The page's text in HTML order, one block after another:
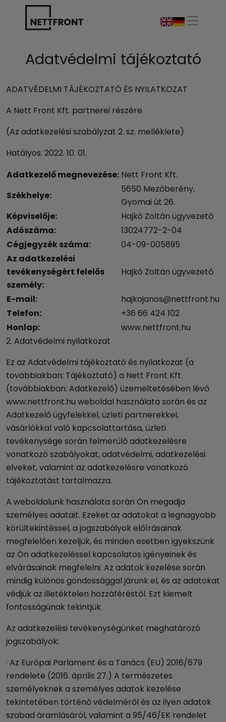
Adatvédelmi tájékoztató
ADATVÉDELMI TÁJÉKOZTATÓ ÉS NYILATKOZAT
A Nett Front Kft. partnerei részére
(Az adatkezelési szabályzat 2. sz. melléklete)
Hatályos: 2022. 10. 01.
Adatkezelő megnevezése: Nett Front Kft.
Székhelye:
5650 Mezőberény,
Gyomai út 26.
Képviselője:
Hajkó Zoltán ügyvezető
Adószáma:
13024772-2-04
Cégjegyzék száma:
04-09-005895
Az adatkezelési
tevékenységért felelős
személy:
Hajkó Zoltán ügyvezető
E-mail:
hajkojanos@nettfront.hu
Telefon:
+36 66 424 102
Honlap:
www.nettfront.hu
2. Adatvédelmi nyilatkozat
Ez az Adatvédelmi tájékoztató és nyilatkozat (a
továbbiakban: Tájékoztató) a Nett Front Kft.
(továbbiakban: Adatkezelő) üzemeltetésében lévő
www.nettfront.hu weboldal használata során és az
Adatkezelő ügyfelekkel, üzleti partnerekkel,
vásárlókkal való kapcsolattartása, üzleti
tevékenysége során felmerülő adatkezelésre
vonatkozó szabályokat, adatvédelmi, adatkezelési
elveket, valamint az adatkezelésre vonatkozó
tájékoztatást tartalmazza.
A weboldalunk használata során Ön megadja
személyes adatait. Ezeket az adatokat a legnagyobb
körültekintéssel, a jogszabályok előírásainak
megfelelően kezeljük, és minden esetben igyekszünk
az Ön adatkezeléssel kapcsolatos igényeinek és
elvárásainak megfelelni. Az adatok kezelése során
mindig különös gondossággal járunk el, és az adatokat
védjük az illetéktelen hozzáféréstől. Ezt kiemelt
fontosságúnak tekintjük.
Az adatkezelési tevékenységünket meghatározó
jogszabályok:
· Az Európai Parlament és a Tanács (EU) 2016/679
rendelete (2016. április 27.) A természetes
személyeknek a személyes adatok kezelése
tekintetében történő védelméről és az ilyen adatok
szabad áramlásáról, valamint a 95/46/EK rendelet